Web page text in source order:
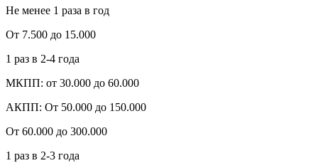
Не менее 1 раза в год
От 7.500 до 15.000
1 раз в 2-4 года
МКПП: от 30.000 до 60.000
АКПП: От 50.000 до 150.000
От 60.000 до 300.000
1 раз в 2-3 года